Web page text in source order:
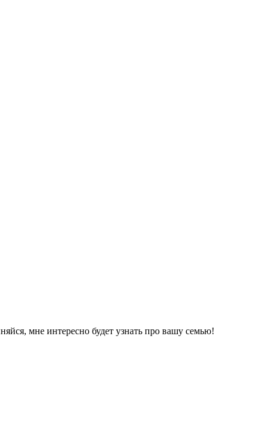
мне интересно будет узнать про вашу семью!